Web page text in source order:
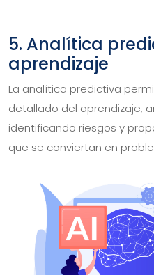
5. Analítica
aprendizaje
La analítica predictiva
detallado del aprendizaje,
identificando riesgos y
que se conviertan en